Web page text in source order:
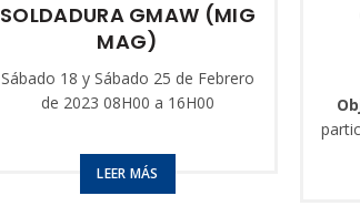
SOLDADURA GMAW (MIG
MAG)
Sábado 18 y Sábado 25 de Febrero
de 2023 08H00 a 16H00
LEER MÁS